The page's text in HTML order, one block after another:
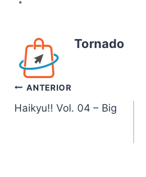
Tornado
Navegação
de
ANTERIOR
Haikyu!! Vol. 04 – Big